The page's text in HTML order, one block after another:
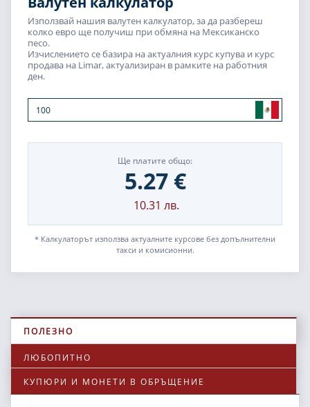
Използвай нашия валутен калкулатор, за да разбереш
колко евро ще получиш при обмяна на Мексиканско
песо.
Изчислението се базира на актуалния курс купува и курс
продава на Limar, актуализиран в рамките на работния
ден.
Ще платите общо:
5.27€
10.31 лв.
* Калкулаторът използва актуалните курсове без допълнителни
такси и комисионни.
ПОЛЕЗНО
ЛЮБОПИТНО
КУПЮРИ И МОНЕТИ В ОБРЪЩЕНИЕ